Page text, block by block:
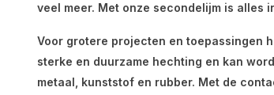
veel meer. Met onze secondelijm is alles
Voor grotere projecten en toepassingen
sterke en duurzame hechting en kan
metaal, kunststof en rubber. Met de